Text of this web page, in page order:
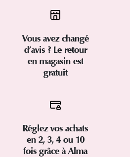
Vous avez changé
d’avis ? Le retour
en magasin est
gratuit
Réglez vos achats
en 2, 3, 4 ou 10
fois grâce à Alma